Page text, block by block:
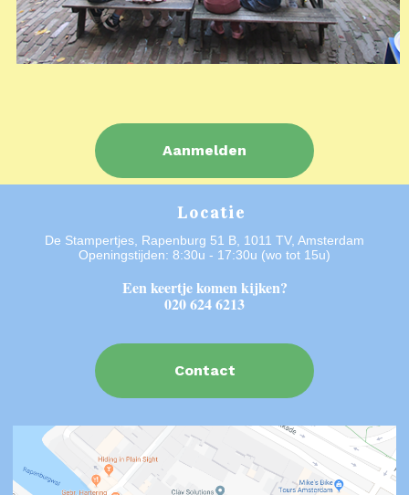
Aanmelden
Locatie
De Stampertjes, Rapenburg 51 B, 1011 TV, Amsterdam
Openingstijden: 8:30u - 17:30u (wo tot 15u)
Een keertje komen kijken?
020 624 6213
Contact